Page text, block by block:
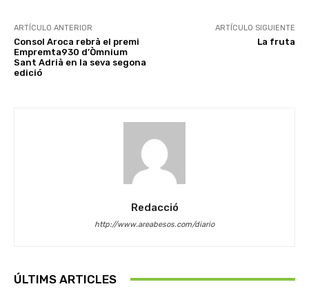
ARTÍCULO ANTERIOR
Consol Aroca rebrà el premi
Empremta930 d’Òmnium
Sant Adrià en la seva segona
edició
ARTÍCULO SIGUIENTE
La fruta
Redacció
http://www.areabesos.com/diario
ÚLTIMS ARTICLES